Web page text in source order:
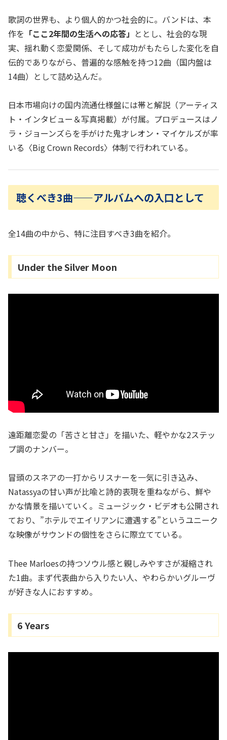
歌詞の世界も、より個人的かつ社会的に。バンドは、本
作を 「ここ2年間の生活への応答」 ととし、社会的な現
実、揺れ動く恋愛関係、そして成功がもたらした変化を自
伝的でありながら、普遍的な感触を持つ12曲（国内盤は
14曲）として詰め込んだ。
日本市場向けの国内流通仕様盤には帯と解説（アーティス
ト・インタビュー＆写真掲載）が付属。プロデュースはノ
ラ・ジョーンズらを手がけた鬼才レオン・マイケルズが率
いる〈Big Crown Records〉体制で行われている。
聴くべき3曲——アルバムへの入口として
全14曲の中から、特に注目すべき3曲を紹介。
Under the Silver Moon
遠距離恋愛の「苦さと甘さ」を描いた、軽やかな2ステッ
プ調のナンバー。
冒頭のスネアの一打からリスナーを一気に引き込み、
Natassyaの甘い声が比喩と詩的表現を重ねながら、鮮や
かな情景を描いていく。ミュージック・ビデオも公開され
ており、”ホテルでエイリアンに遭遇する”というユニーク
な映像がサウンドの個性をさらに際立てている。
Thee Marloesの持つソウル感と親しみやすさが凝縮され
た1曲。まず代表曲から入りたい人、やわらかいグルーヴ
が好きな人におすすめ。
6 Years